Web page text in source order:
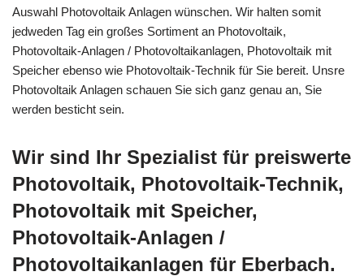
Auswahl Photovoltaik Anlagen wünschen. Wir halten somit
jedweden Tag ein großes Sortiment an Photovoltaik,
Photovoltaik-Anlagen / Photovoltaikanlagen, Photovoltaik mit
Speicher ebenso wie Photovoltaik-Technik für Sie bereit. Unsre
Photovoltaik Anlagen schauen Sie sich ganz genau an, Sie
werden besticht sein.
Wir sind Ihr Spezialist für preiswerte
Photovoltaik, Photovoltaik-Technik,
Photovoltaik mit Speicher,
Photovoltaik-Anlagen /
Photovoltaikanlagen für Eberbach.